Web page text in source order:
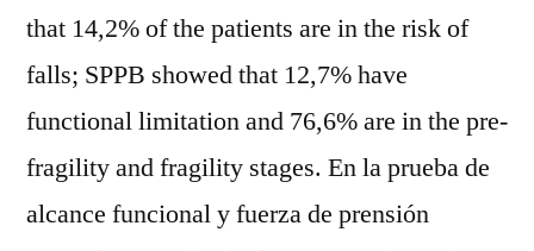
that 14,2% of the patients are in the risk of
falls; SPPB showed that 12,7% have
functional limitation and 76,6% are in the pre-
fragility and fragility stages. En la prueba de
alcance funcional y fuerza de prensión